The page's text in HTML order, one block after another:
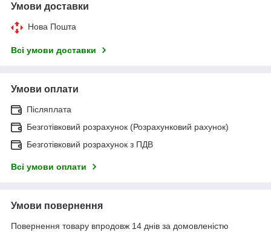
Умови доставки
Нова Пошта
Всі умови доставки
Умови оплати
Післяплата
Безготівковий розрахунок (Розрахунковий рахунок)
Безготівковий розрахунок з ПДВ
Всі умови оплати
Умови повернення
Повернення товару впродовж 14 днів за домовленістю